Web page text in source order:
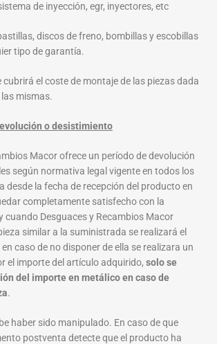
de inyección, egr, inyectores, etc
discos de freno, bombillas y escobillas
tipo de garantía.
cubrirá el coste de montaje de las piezas dada
mismas.
o desistimiento
Macor ofrece un período de devolución
según normativa legal vigente en todos los
desde la fecha de recepción del producto en
completamente satisfecho con la
cuando Desguaces y Recambios Macor
similar a la suministrada se realizará el
caso de no disponer de ella se realizara un
el importe del artículo adquirido, solo se
del importe en metálico en caso de
.
haber sido manipulado. En caso de que
postventa detecte que el producto ha